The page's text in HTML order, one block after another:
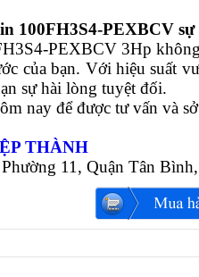
100FH3S4-PEXBCV
PEXBCV 3Hp
của bạn. Với hiệu suất
sự hài lòng tuyệt đối.
nay để được tư vấn và
THÀNH
11, Quận Tân